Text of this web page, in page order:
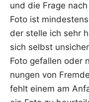
und die Fra­ge
Foto ist
der stel­le ich sehr
sich selbst
Foto gefal­len oder
nun­gen von
fehlt einem am